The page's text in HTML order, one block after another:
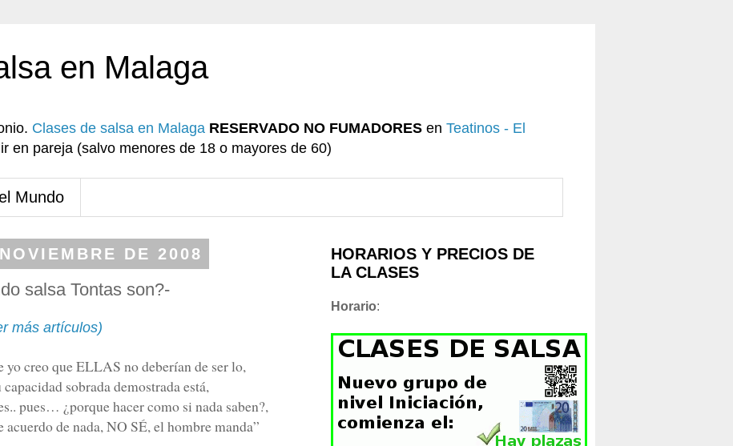
en Malaga
Clases de salsa en Malaga RESERVADO NO FUMADORES en Teatinos - El
en pareja (salvo menores de 18 o mayores de 60)
Mundo
DE 2008
salsa Tontas son?-
más artículos)
yo creo que ELLAS no deberían de ser lo,
capacidad sobrada demostrada está,
pues… ¿porque hacer como si nada saben?,
acuerdo de nada, NO SÉ, el hombre manda”
HORARIOS Y PRECIOS DE
LA CLASES
Horario: